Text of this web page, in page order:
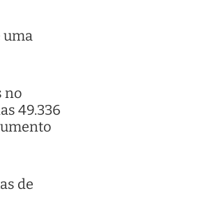
uma
no
49.336
de